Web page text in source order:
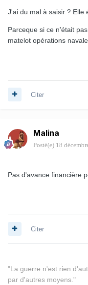
J'ai du mal à saisir ? Elle
Parceque si ce n'était
matelot opérations
Citer
Malina
Posté(e) 18
Pas d'avance financière
Citer
"La guerre n'est rien
par d'autres moyens."